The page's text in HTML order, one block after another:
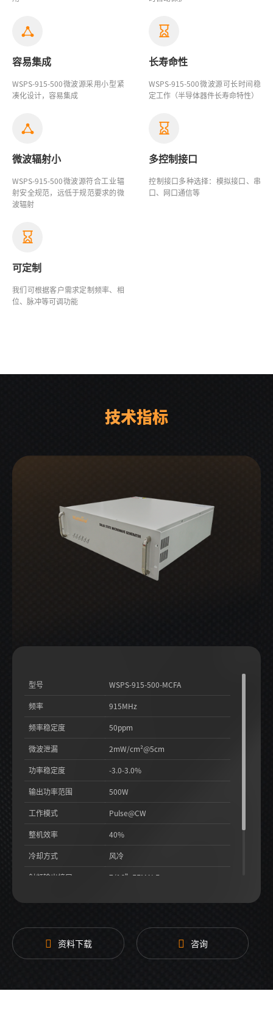
容易集成
WSPS-915-500微波源采用小型紧
凑化设计，容易集成
长寿命性
WSPS-915-500微波源可长时间稳
定工作（半导体器件长寿命特性）
微波辐射小
WSPS-915-500微波源符合工业辐
射安全规范，远低于规范要求的微
波辐射
多控制接口
控制接口多种选择：模拟接口、串
口、网口通信等
可定制
我们可根据客户需求定制频率、相
位、脉冲等可调功能
技术指标
型号 WSPS-915-500-MCFA
频率 915MHz
频率稳定度 50ppm
微波泄漏 2mW/cm²@5cm
功率稳定度 -3.0-3.0%
输出功率范围 500W
工作模式 Pulse@CW
整机效率 40%
冷却方式 风冷
射频输出接口 7/16”FEMALE
资料下载 咨询